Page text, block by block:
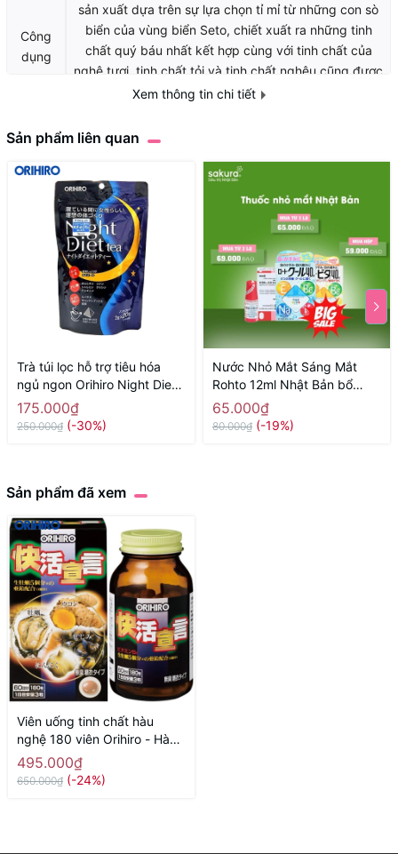
Công
dụng
sản xuất dựa trên sự lựa chọn tỉ mỉ từ những con sò
biển của vùng biển Seto, chiết xuất ra những tinh
chất quý báu nhất kết hợp cùng với tinh chất của
nghệ tươi, tinh chất tỏi và tinh chất nghêu cũng được
đánh bắt tại vùng biển nội địa Seto.
Tính
150g
Xem thông tin chi tiết
Sản phẩm liên quan
Trà túi lọc hỗ trợ tiêu hóa
ngủ ngon Orihiro Night Diet
Tea vị nguyên bản ( 20 túi) -
Hàng Nhật chính hãng
175.000₫
250.000₫ (-30%)
Nước Nhỏ Mắt Sáng Mắt
Rohto 12ml Nhật Bản bổ
sung vitamin màu vàng
65.000₫
80.000₫ (-19%)
Sản phẩm đã xem
Viên uống tinh chất hàu
nghệ 180 viên Orihiro - Hàng
Nhật nội địa
495.000₫
650.000₫ (-24%)